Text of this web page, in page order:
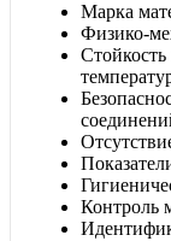
Марка
Физико-
Стойкость
Контроль